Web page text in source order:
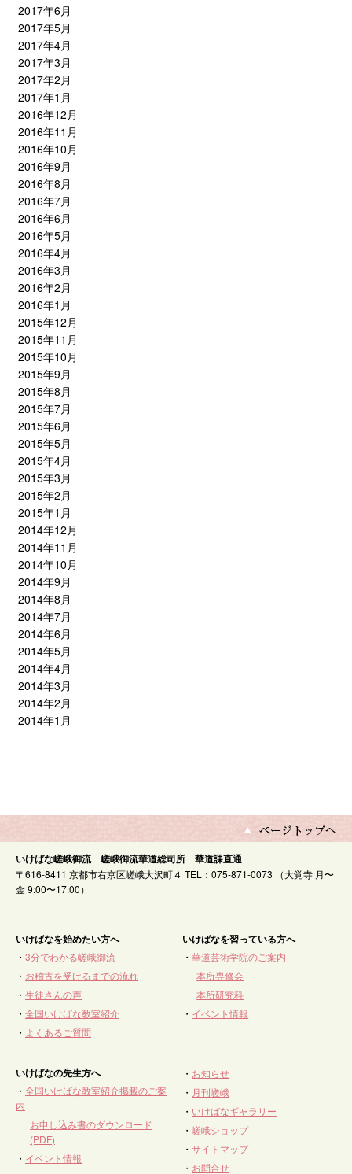
2017年6月
2017年5月
2017年4月
2017年3月
2017年2月
2017年1月
2016年12月
2016年11月
2016年10月
2016年9月
2016年8月
2016年7月
2016年6月
2016年5月
2016年4月
2016年3月
2016年2月
2016年1月
2015年12月
2015年11月
2015年10月
2015年9月
2015年8月
2015年7月
2015年6月
2015年5月
2015年4月
2015年3月
2015年2月
2015年1月
2014年12月
2014年11月
2014年10月
2014年9月
2014年8月
2014年7月
2014年6月
2014年5月
2014年4月
2014年3月
2014年2月
2014年1月
いけばな嵯峨御流 嵯峨御流華道総司所 華道課直通
〒616-8411 京都市右京区嵯峨大沢町４ TEL：075-871-0073 （大覚寺 月〜
金 9:00〜17:00）
いけばなを始めたい方へ
・ 3分でわかる嵯峨御流
・ お稽古を受けるまでの流れ
・ 生徒さんの声
・ 全国いけばな教室紹介
・ よくあるご質問
いけばなを習っている方へ
・華道芸術学院のご案内
本所専修会
本所研究科
・ イベント情報
いけばなの先生方へ
・ 全国いけばな教室紹介掲載のご案
内
お申し込み書のダウンロード
(PDF)
・ イベント情報
・ お知らせ
・ 月刊嵯峨
・ いけばなギャラリー
・嵯峨ショップ
・サイトマップ
・ お問合せ